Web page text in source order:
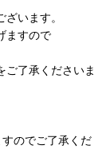
います。
ますので
ご了承くださいま
のでご了承くだ